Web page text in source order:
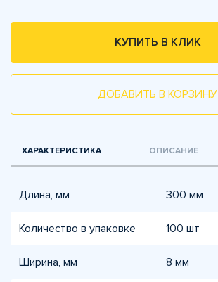
КУПИТЬ В КЛИК
ДОБАВИТЬ В КОРЗИНУ
ХАРАКТЕРИСТИКА ОПИСАНИЕ
Длина, мм 300 мм
Количество в упаковке 100 шт
Ширина, мм 8 мм